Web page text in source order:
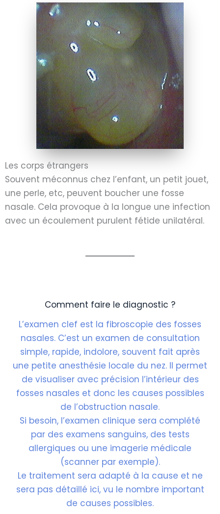
Les corps étrangers
Souvent méconnus chez l’enfant, un petit jouet,
une perle, etc, peuvent boucher une fosse
nasale. Cela provoque à la longue une infection
avec un écoulement purulent fétide unilatéral.
Comment faire le diagnostic ?
L’examen clef est la fibroscopie des fosses
nasales. C’est un examen de consultation
simple, rapide, indolore, souvent fait après
une petite anesthésie locale du nez. Il permet
de visualiser avec précision l’intérieur des
fosses nasales et donc les causes possibles
de l’obstruction nasale.
Si besoin, l’examen clinique sera complété
par des examens sanguins, des tests
allergiques ou une imagerie médicale
(scanner par exemple).
Le traitement sera adapté à la cause et ne
sera pas détaillé ici, vu le nombre important
de causes possibles.